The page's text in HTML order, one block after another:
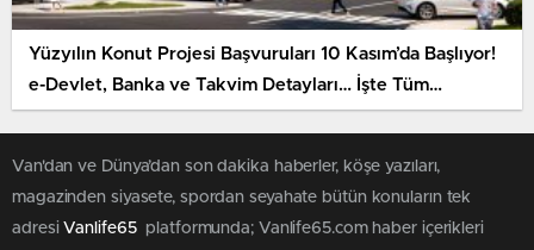
Yüzyılın Konut Projesi Başvuruları 10 Kasım’da Başlıyor!
e-Devlet, Banka ve Takvim Detayları… İşte Tüm
Ayrıntılar Haberimizde!
Van'dan ve Dünya’dan son dakika haberler, köşe yazıları,
magazinden siyasete, spordan seyahate bütün konuların tek
adresi Vanlife65 platformunda; Vanlife65.com haber içerikleri